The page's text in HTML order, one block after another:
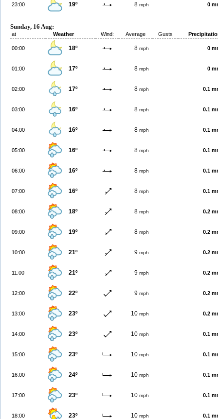
23:00 19º 8 mph 0
Sunday, 16 Aug:
at Weather Wind: Average Gusts
00:00 18º 8 mph 0
01:00 17º 8 mph 0
02:00 17º 8 mph 0.1
03:00 16º 8 mph 0.1
04:00 16º 8 mph 0.1
05:00 16º 8 mph 0.1
06:00 16º 8 mph 0.1
07:00 16º 8 mph 0.1
08:00 18º 8 mph 0.2
09:00 19º 8 mph 0.2
10:00 21º 9 mph 0.2
11:00 21º 9 mph 0.2
12:00 22º 9 mph 0.2
13:00 23º 10 mph 0.2
14:00 23º 10 mph 0.1
15:00 23º 10 mph 0.1
16:00 24º 10 mph 0.1
17:00 23º 10 mph 0.1
18:00 23º 10 mph 0.1